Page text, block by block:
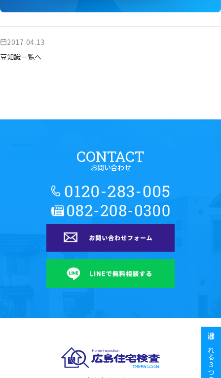
2017.04.13
豆知識一覧へ
CONTACT
お問い合わせ
広島住宅検査 選ばれる３つの理由